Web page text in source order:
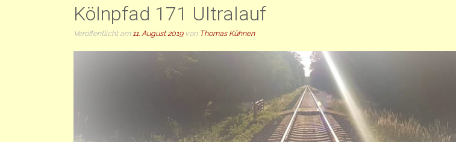
Kölnpfad 171 Ultralauf
Veröffentlicht am 11. August 2019von Thomas Kühnen